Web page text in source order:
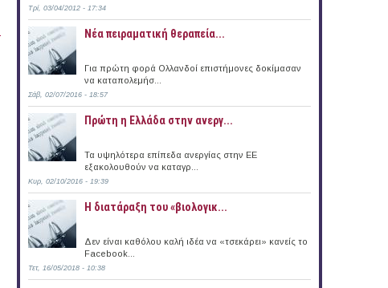
Τρί, 03/04/2012 - 17:34
Νέα πειραματική θεραπεία...
Για πρώτη φορά Ολλανδοί επιστήμονες δοκίμασαν
να καταπολεμήσ...
Σάβ, 02/07/2016 - 18:57
Πρώτη η Ελλάδα στην ανεργ...
Τα υψηλότερα επίπεδα ανεργίας στην ΕΕ
εξακολουθούν να καταγρ...
Κυρ, 02/10/2016 - 19:39
Η διατάραξη του «βιολογικ...
Δεν είναι καθόλου καλή ιδέα να «τσεκάρει» κανείς το
Facebook...
Τετ, 16/05/2018 - 10:38